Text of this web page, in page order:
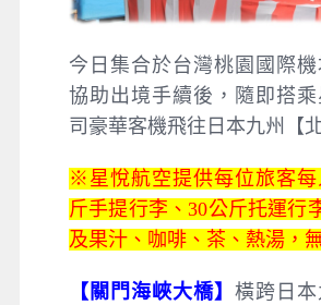
今日集合於台灣桃園國際
協助出境手續後，隨即搭
司豪華客機飛往日本九州【
※星悅航空提供每位旅客每
斤手提行李、30公斤托運行
及果汁、咖啡、茶、熱湯，
【關門海峽大橋】 橫跨日本